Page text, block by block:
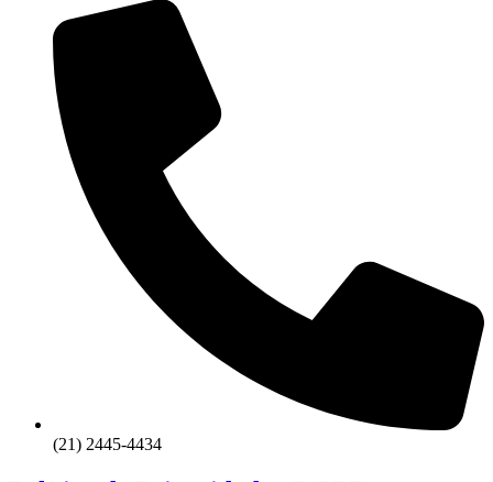
(21) 2445-4434